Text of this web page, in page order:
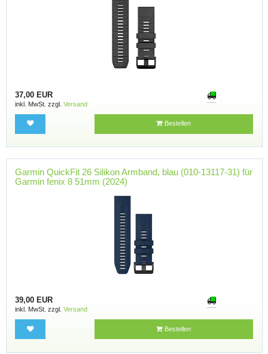
37,00 EUR
inkl. MwSt. zzgl. Versand
Bestellen
Garmin QuickFit 26 Silikon Armband, blau (010-13117-31) für
Garmin fenix 8 51mm (2024)
39,00 EUR
inkl. MwSt. zzgl. Versand
Bestellen